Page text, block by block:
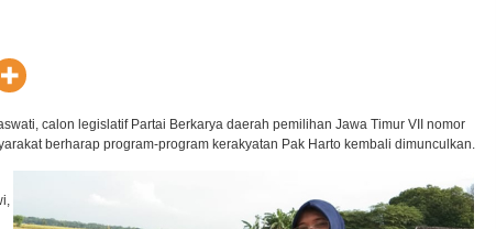
calon legislatif Partai Berkarya daerah pemilihan Jawa Timur VII nomor
berharap program-program kerakyatan Pak Harto kembali dimunculkan.